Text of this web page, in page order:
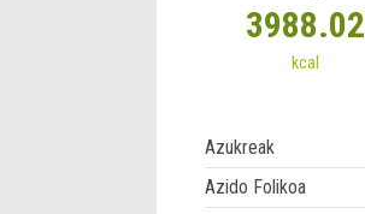
3988.02
kcal
Azukreak
Azido Folikoa